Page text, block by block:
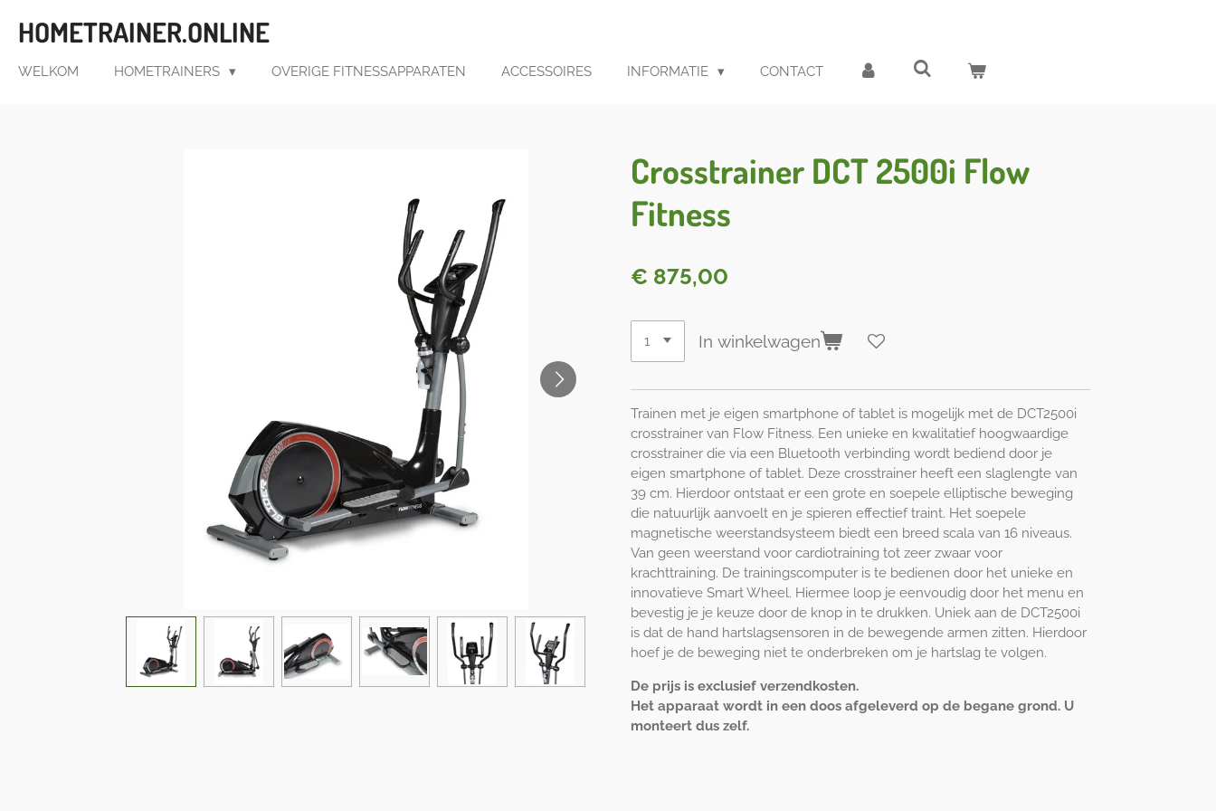
direct
de
HOMETRAINER.ONLINE
WELKOM HOMETRAINERS OVERIGE FITNESSAPPARATEN ACCESSOIRES INFORMATIE CONTACT
Crosstrainer DCT 2500i Flow
Fitness
€ 875,00
In winkelwagen
Trainen met je eigen smartphone of tablet is mogelijk met de DCT2500i
crosstrainer van Flow Fitness. Een unieke en kwalitatief hoogwaardige
crosstrainer die via een Bluetooth verbinding wordt bediend door je
eigen smartphone of tablet. Deze crosstrainer heeft een slaglengte van
39 cm. Hierdoor ontstaat er een grote en soepele elliptische beweging
die natuurlijk aanvoelt en je spieren effectief traint. Het soepele
magnetische weerstandsysteem biedt een breed scala van 16 niveaus.
Van geen weerstand voor cardiotraining tot zeer zwaar voor
krachttraining. De trainingscomputer is te bedienen door het unieke en
innovatieve Smart Wheel. Hiermee loop je eenvoudig door het menu en
bevestig je je keuze door de knop in te drukken. Uniek aan de DCT2500i
is dat de hand hartslagsensoren in de bewegende armen zitten. Hierdoor
hoef je de beweging niet te onderbreken om je hartslag te volgen.
De prijs is exclusief verzendkosten.
Het apparaat wordt in een doos afgeleverd op de begane grond. U
monteert dus zelf.